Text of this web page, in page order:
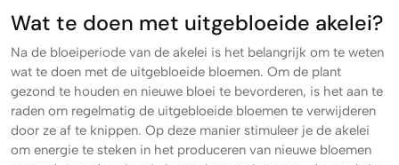
Wat te doen met uitgebloeide akelei?
Na de bloeiperiode van de akelei is het belangrijk om te weten
wat te doen met de uitgebloeide bloemen. Om de plant
gezond te houden en nieuwe bloei te bevorderen, is het aan te
raden om regelmatig de uitgebloeide bloemen te verwijderen
door ze af te knippen. Op deze manier stimuleer je de akelei
om energie te steken in het produceren van nieuwe bloemen